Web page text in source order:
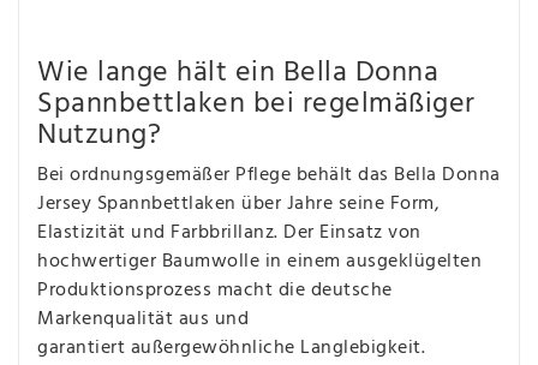
Wie lange hält ein Bella Donna
Spannbettlaken bei regelmäßiger
Nutzung?
Bei ordnungsgemäßer Pflege behält das Bella Donna
Jersey Spannbettlaken über Jahre seine Form,
Elastizität und Farbbrillanz. Der Einsatz von
hochwertiger Baumwolle in einem ausgeklügelten
Produktionsprozess macht die deutsche
Markenqualität aus und
garantiert außergewöhnliche Langlebigkeit.